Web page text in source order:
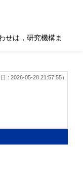
せは，研究機構ま
日 : 2026-05-28 21:57:55）